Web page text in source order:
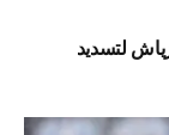
لتسديد